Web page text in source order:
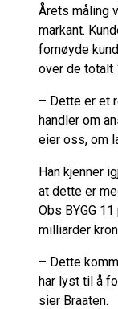
Årets måling
markant.
fornøyde
over de totalt
– Dette er et
handler om
eier oss, om
Han kjenner
at dette er
Obs BYGG
milliarder
– Dette
har lyst til å
sier Braaten.